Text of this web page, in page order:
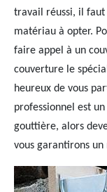
travail réussi, il
matériau à opter.
faire appel à un
couverture le
heureux de vous
professionnel est
gouttière, alors
vous garantirons